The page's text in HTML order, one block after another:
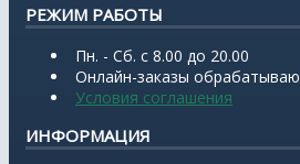
РЕЖИМ РАБОТЫ
Пн. - Сб. с 8.00 до 20.00
Онлайн-заказы
Условия соглашения
ИНФОРМАЦИЯ